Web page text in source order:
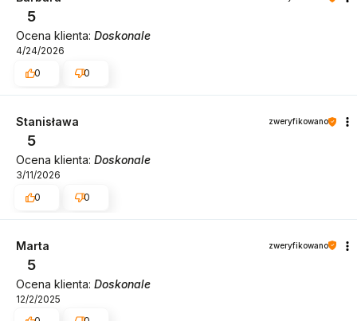
5
Ocena klienta: Doskonale
4/24/2026
0
0
Stanisława zweryfikowano
5
Ocena klienta: Doskonale
3/11/2026
0
0
Marta zweryfikowano
5
Ocena klienta: Doskonale
12/2/2025